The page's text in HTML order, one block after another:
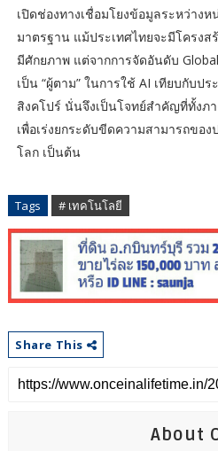
เปิดช่องทางเชื่อมโยงข้อมูลระหว่างห
มาตรฐาน แม้ประเทศไทยจะมีโครง
มีศักยภาพ แต่จากการจัดอันดับ
เป็น “ผู้ตาม” ในการใช้ AI เทียบกับป
สิงคโปร์ นั่นจึงเป็นโจทย์สำคัญที่ทั้งภ
เพื่อเร่งยกระดับขีดความสามารถขอ
โลก เป็นต้น
Tags # เทคโนโลยี
Share This
About